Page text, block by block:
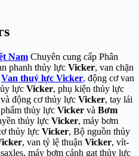
Nam Chuyên cung cấp Phân
phanh thủy lực Vicker, van chặn
Van thuỷ lực Vicker, động cơ van
lực Vicker, phụ kiện thủy lực
động cơ thủy lực Vicker, tay lái
phẩm thủy lực Vicker và Bơm
thủy lực Vicker, máy bơm
thủy lực Vicker, Bộ nguồn thủy
, van tỷ lệ thuận Vicker, vít-
máy bơm cánh gạt thủy lực